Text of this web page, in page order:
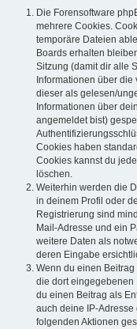
Die Forensoftware
mehrere Cookies.
temporäre Dateien
Boards erhalten
Sitzung (damit dir alle
Informationen über
dieser als gelesen/
Informationen über
angemeldet bist)
Cookies haben
Cookies kannst du
löschen.
Weiterhin werden die
in deinem Profil oder
Registrierung sind
Mail-Adresse und ein
weitere Daten als
deren Eingabe
Wenn du einen
die dort eingegebenen
du einen Beitrag als
auch deine IP-
folgenden Aktionen